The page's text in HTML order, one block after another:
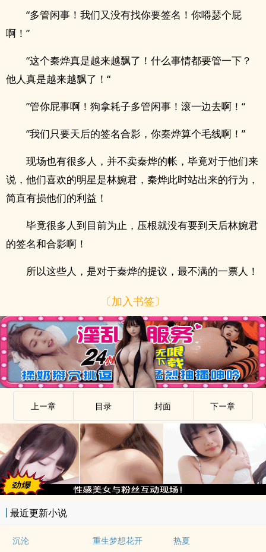
“多管闲事！我们又没有找你要签名！你嘚瑟个屁
啊！”
“这个秦烨真是越来越飘了！什么事情都要管一下？
他人真是越来越飘了！“
”管你屁事啊！狗拿耗子多管闲事！滚一边去啊！“
”我们只要天后的签名合影，你秦烨算个毛线啊！”
现场也有很多人，并不卖秦烨的帐，毕竟对于他们来
说，他们喜欢的明星是林婉君，秦烨此时站出来的行为，
简直有损他们的利益！
毕竟很多人到目前为止，压根就没有要到天后林婉君
的签名和合影啊！
所以这些人，是对于秦烨的提议，最不满的一票人！
〔加入书签〕
上ー章 目录 封面 下ー章
最近更新小说
沉沦 重生梦想花开 热夏